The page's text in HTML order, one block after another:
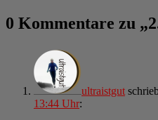
0 Kommentare zu „
ultraistgut
13:44 Uhr: